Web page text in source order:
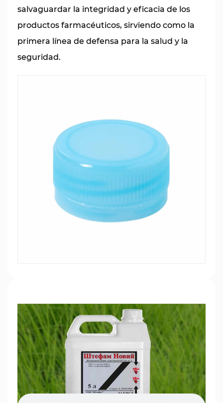
salvaguardar la integridad y eficacia de los
productos farmacéuticos, sirviendo como la
primera línea de defensa para la salud y la
seguridad.